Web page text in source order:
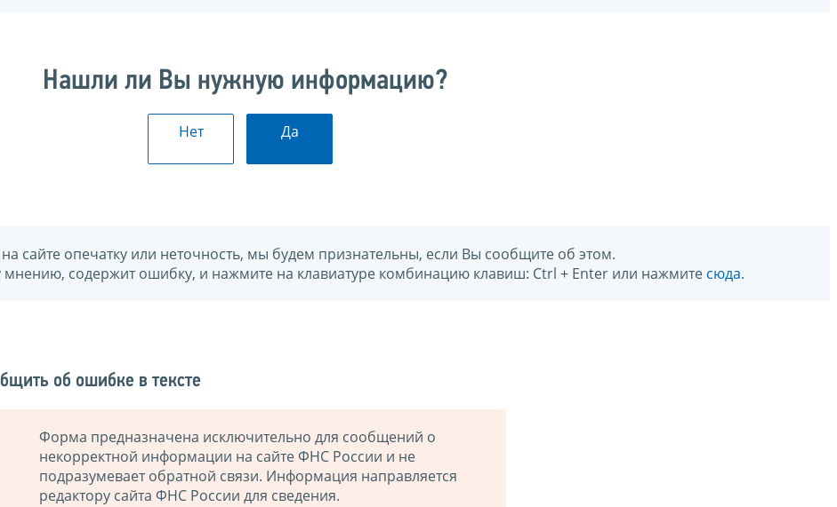
Нашли ли Вы нужную информацию?
Нет Да
сайте опечатку или неточность, мы будем признательны, если Вы сообщите об этом.
мнению, содержит ошибку, и нажмите на клавиатуре комбинацию клавиш: Ctrl + Enter или нажмите сюда.
об ошибке в тексте
Форма предназначена исключительно для сообщений о
некорректной информации на сайте ФНС России и не
подразумевает обратной связи. Информация направляется
редактору сайта ФНС России для сведения.